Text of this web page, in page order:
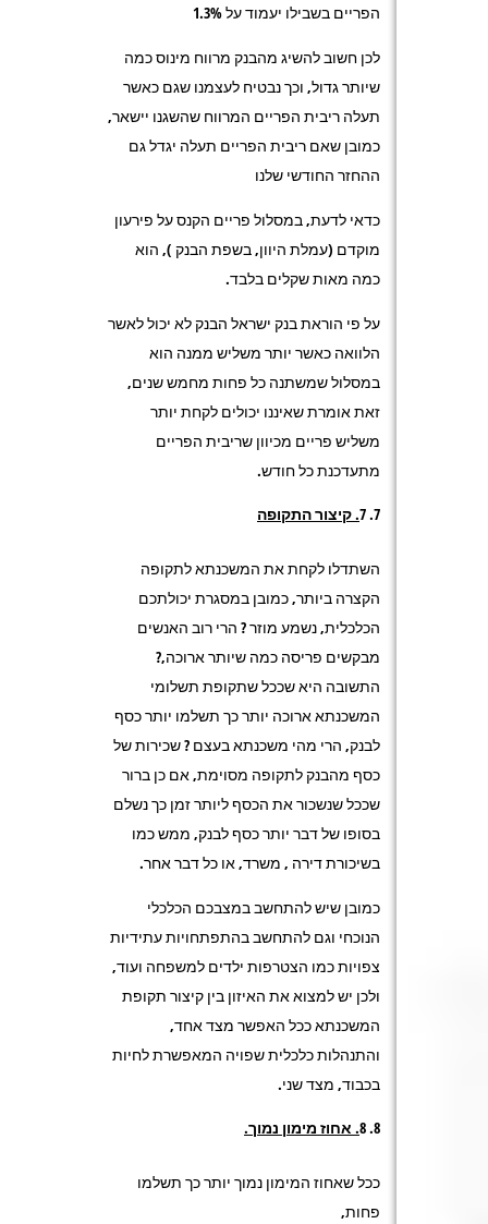
הפריים בשבילו יעמוד על 1.3%
לכן חשוב להשיג מהבנק מרווח מינוס כמה
שיותר גדול, וכך נבטיח לעצמנו שגם כאשר
תעלה ריבית הפריים המרווח שהשגנו יישאר,
כמובן שאם ריבית הפריים תעלה יגדל גם
ההחזר החודשי שלנו
כדאי לדעת, במסלול פריים הקנס על פירעון
מוקדם (עמלת היוון, בשפת הבנק ), הוא
כמה מאות שקלים בלבד.
על פי הוראת בנק ישראל הבנק לא יכול לאשר
הלוואה כאשר יותר משליש ממנה הוא
במסלול שמשתנה כל פחות מחמש שנים,
זאת אומרת שאיננו יכולים לקחת יותר
משליש פריים מכיוון שריבית הפריים
מתעדכנת כל חודש.
7. קיצור התקופה
השתדלו לקחת את המשכנתא לתקופה
הקצרה ביותר, כמובן במסגרת יכולתכם
הכלכלית, נשמע מוזר ? הרי רוב האנשים
מבקשים פריסה כמה שיותר ארוכה,?
התשובה היא שככל שתקופת תשלומי
המשכנתא ארוכה יותר כך תשלמו יותר כסף
לבנק, הרי מהי משכנתא בעצם ? שכירות של
כסף מהבנק לתקופה מסוימת, אם כן ברור
שככל שנשכור את הכסף ליותר זמן כך נשלם
בסופו של דבר יותר כסף לבנק, ממש כמו
בשיכורת דירה , משרד, או כל דבר אחר.
כמובן שיש להתחשב במצבכם הכלכלי
הנוכחי וגם להתחשב בהתפתחויות עתידיות
צפויות כמו הצטרפות ילדים למשפחה ועוד,
ולכן יש למצוא את האיזון בין קיצור תקופת
המשכנתא ככל האפשר מצד אחד,
והתנהלות כלכלית שפויה המאפשרת לחיות
בכבוד, מצד שני.
8. אחוז מימון נמוך.
ככל שאחוז המימון נמוך יותר כך תשלמו
פחות,